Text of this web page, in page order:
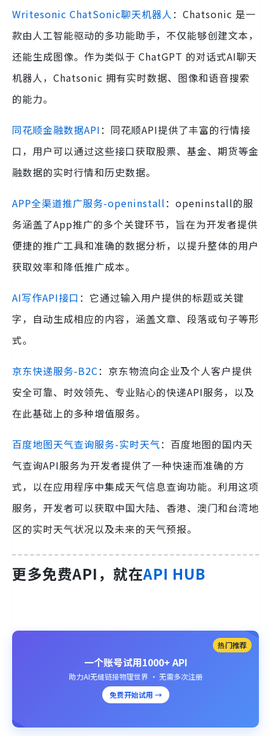
Writesonic ChatSonic聊天机器人：Chatsonic 是一
款由人工智能驱动的多功能助手，不仅能够创建文本，
还能生成图像。作为类似于 ChatGPT 的对话式AI聊天
机器人，Chatsonic 拥有实时数据、图像和语音搜索
的能力。
同花顺金融数据API：同花顺API提供了丰富的行情接
口，用户可以通过这些接口获取股票、基金、期货等金
融数据的实时行情和历史数据。
APP全渠道推广服务-openinstall：openinstall的服
务涵盖了App推广的多个关键环节，旨在为开发者提供
便捷的推广工具和准确的数据分析，以提升整体的用户
获取效率和降低推广成本。
AI写作API接口 ：它通过输入用户提供的标题或关键
字，自动生成相应的内容，涵盖文章、段落或句子等形
式。
京东快递服务-B2C：京东物流向企业及个人客户提供
安全可靠、时效领先、专业贴心的快递API服务，以及
在此基础上的多种增值服务。
百度地图天气查询服务-实时天气：百度地图的国内天
气查询API服务为开发者提供了一种快速而准确的方
式，以在应用程序中集成天气信息查询功能。利用这项
服务，开发者可以获取中国大陆、香港、澳门和台湾地
区的实时天气状况以及未来的天气预报。
更多免费API，就在API HUB
热门推荐
一个账号试用1000+ API
助力AI无缝链接物理世界 · 无需多次注册
免费开始试用 →